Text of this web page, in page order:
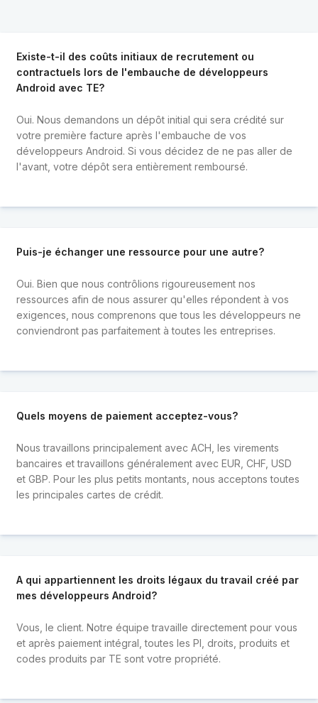
Existe-t-il des coûts initiaux de recrutement ou
contractuels lors de l'embauche de développeurs
Android avec TE?
Oui. Nous demandons un dépôt initial qui sera crédité sur
votre première facture après l'embauche de vos
développeurs Android. Si vous décidez de ne pas aller de
l'avant, votre dépôt sera entièrement remboursé.
Puis-je échanger une ressource pour une autre?
Oui. Bien que nous contrôlions rigoureusement nos
ressources afin de nous assurer qu'elles répondent à vos
exigences, nous comprenons que tous les développeurs ne
conviendront pas parfaitement à toutes les entreprises.
Quels moyens de paiement acceptez-vous?
Nous travaillons principalement avec ACH, les virements
bancaires et travaillons généralement avec EUR, CHF, USD
et GBP. Pour les plus petits montants, nous acceptons toutes
les principales cartes de crédit.
A qui appartiennent les droits légaux du travail créé par
mes développeurs Android?
Vous, le client. Notre équipe travaille directement pour vous
et après paiement intégral, toutes les PI, droits, produits et
codes produits par TE sont votre propriété.